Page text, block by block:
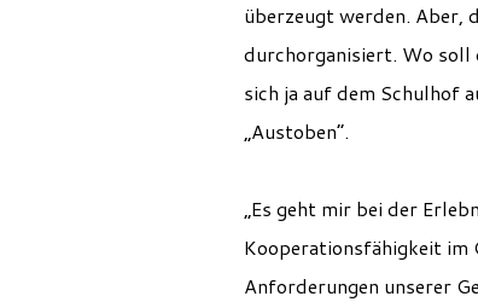
überzeugt werden.
durchorganisiert. Wo soll
sich ja auf dem Schulhof
„Austoben“.
„Es geht mir bei der
Kooperationsfähigkeit im
Anforderungen unserer